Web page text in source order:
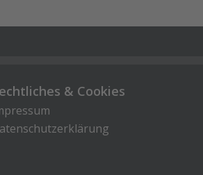
& Cookies